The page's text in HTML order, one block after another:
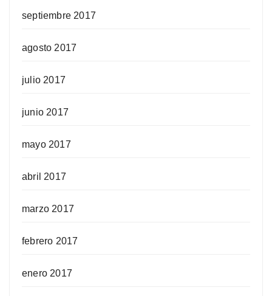
septiembre 2017
agosto 2017
julio 2017
junio 2017
mayo 2017
abril 2017
marzo 2017
febrero 2017
enero 2017